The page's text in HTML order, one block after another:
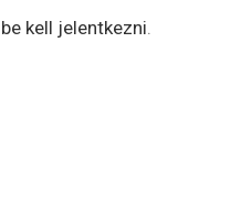
be kell jelentkezni.